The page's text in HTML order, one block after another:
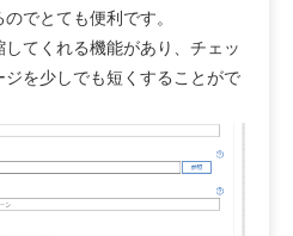
でとても便利です。
てくれる機能があり、チェッ
を少しでも短くすることがで